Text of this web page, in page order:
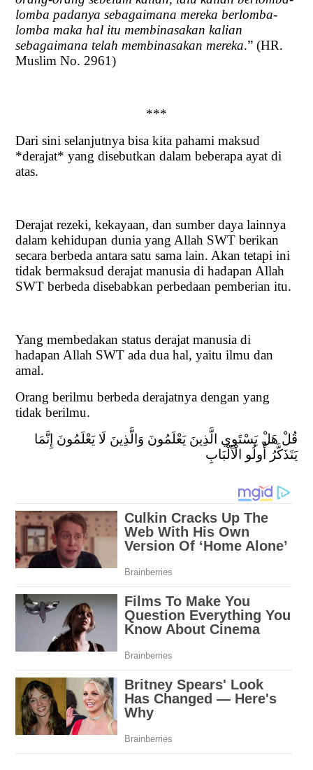
lomba padanya sebagaimana mereka berlomba-
lomba maka hal itu membinasakan kalian
sebagaimana telah membinasakan mereka.” (HR.
Muslim No. 2961)
***
Dari sini selanjutnya bisa kita pahami maksud
*derajat* yang disebutkan dalam beberapa ayat di
atas.
Derajat rezeki, kekayaan, dan sumber daya lainnya
dalam kehidupan dunia yang Allah SWT berikan
secara berbeda antara satu sama lain. Akan tetapi ini
tidak bermaksud derajat manusia di hadapan Allah
SWT berbeda disebabkan perbedaan pemberian itu.
Yang membedakan status derajat manusia di
hadapan Allah SWT ada dua hal, yaitu ilmu dan
amal.
Orang berilmu berbeda derajatnya dengan yang
tidak berilmu.
قُلْ هَلْ يَسْتَوِي الَّذِينَ يَعْلَمُونَ وَالَّذِينَ لَا يَعْلَمُونَ إِنَّمَا
يَتَذَكَّرُ أُولُو الْأَلْبَابِ